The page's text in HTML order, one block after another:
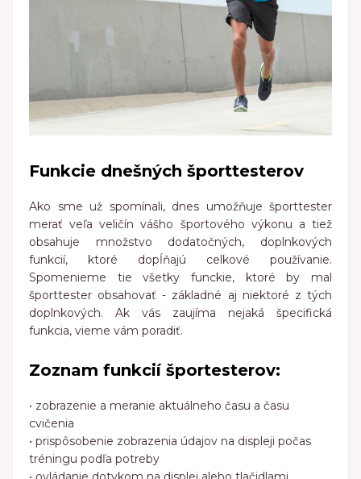
Funkcie dnešných športtesterov
Ako sme už spomínali, dnes umožňuje športtester
merať veľa veličín vášho športového výkonu a tiež
obsahuje množstvo dodatočných, doplnkových
funkcií, ktoré dopĺňajú celkové používanie.
Spomenieme tie všetky funckie, ktoré by mal
športtester obsahovať - základné aj niektoré z tých
doplnkových. Ak vás zaujíma nejaká špecifická
funkcia, vieme vám poradiť.
Zoznam funkcií športesterov:
• zobrazenie a meranie aktuálneho času a času
cvičenia
• prispôsobenie zobrazenia údajov na displeji počas
tréningu podľa potreby